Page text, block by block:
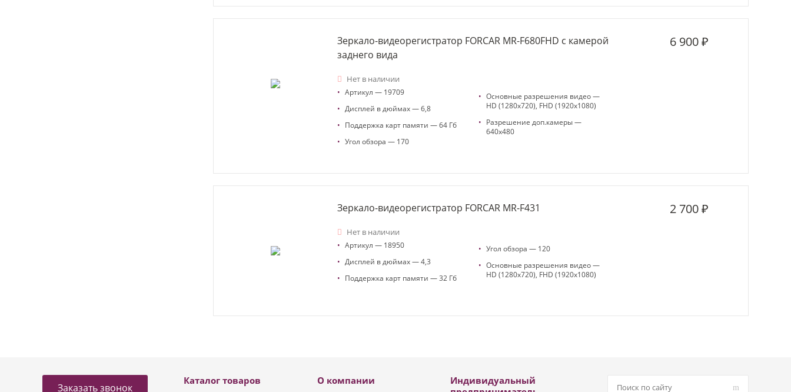
6 900 ₽
Зеркало-видеорегистратор FORCAR MR-F680FHD с камерой
заднего вида
Нет в наличии
• Артикул — 19709
• Дисплей в дюймах — 6,8
• Поддержка карт памяти — 64 Гб
• Угол обзора — 170
• Основные разрешения видео —
HD (1280x720), FHD (1920x1080)
• Разрешение доп.камеры —
640x480
2 700 ₽
Зеркало-видеорегистратор FORCAR MR-F431
Нет в наличии
• Артикул — 18950
• Дисплей в дюймах — 4,3
• Поддержка карт памяти — 32 Гб
• Угол обзора — 120
• Основные разрешения видео —
HD (1280x720), FHD (1920x1080)
Заказать звонок
Каталог товаров О компании
Индивидуальный